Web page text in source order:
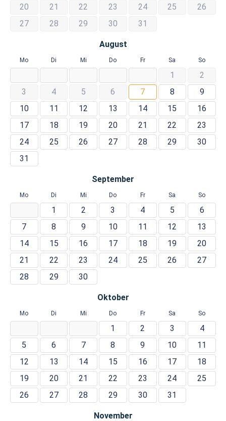
20
21 22 23 24 25
26
27
28 29 30 31
August
Mo Di Mi Do Fr Sa So
1
2
3
4 5 6 7 8
9
10
11 12 13 14 15
16
17
18 19 20 21 22
23
24
25 26 27 28 29
30
31
September
Mo Di Mi Do Fr Sa So
1 2 3 4 5
6
7
8 9 10 11 12
13
14
15 16 17 18 19
20
21
22 23 24 25 26
27
28
29 30
Oktober
Mo Di Mi Do Fr Sa So
1 2 3
4
5
6 7 8 9 10
11
12
13 14 15 16 17
18
19
20 21 22 23 24
25
26
27 28 29 30 31
November